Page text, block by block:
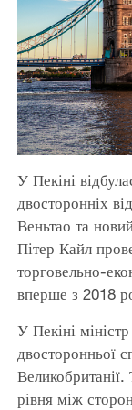
У Пекіні
двосторонніх
Веньтао та
Пітер Кайл
торговельно-
вперше з 2018
У Пекіні
двосторонньої
Великобританії.
рівня між